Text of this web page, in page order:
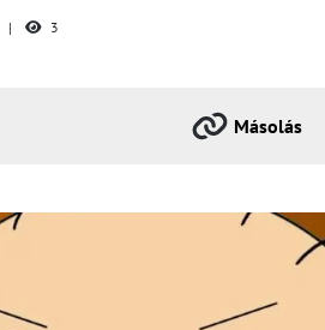
3
Másolás